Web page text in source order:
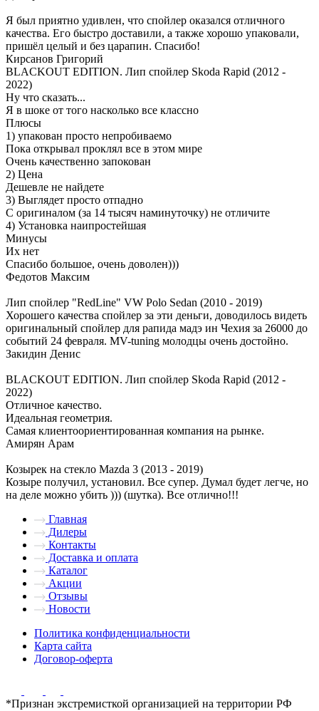
Я был приятно удивлен, что спойлер оказался отличного
качества. Его быстро доставили, а также хорошо упаковали,
пришёл целый и без царапин. Спасибо!
Кирсанов Григорий
BLACKOUT EDITION. Лип спойлер Skoda Rapid (2012 -
2022)
Ну что сказать...
Я в шоке от того насколько все классно
Плюсы
1) упакован просто непробиваемо
Пока открывал проклял все в этом мире
Очень качественно запокован
2) Цена
Дешевле не найдете
3) Выглядет просто отпадно
С оригиналом (за 14 тысяч наминуточку) не отличите
4) Установка наипростейшая
Минусы
Их нет
Спасибо большое, очень доволен)))
Федотов Максим
Лип спойлер "RedLine" VW Polo Sedan (2010 - 2019)
Хорошего качества спойлер за эти деньги, доводилось видеть
оригинальный спойлер для рапида мадэ ин Чехия за 26000 до
событий 24 февраля. MV-tuning молодцы очень достойно.
Закидин Денис
BLACKOUT EDITION. Лип спойлер Skoda Rapid (2012 -
2022)
Отличное качество.
Идеальная геометрия.
Самая клиентоориентированная компания на рынке.
Амирян Арам
Козырек на стекло Mazda 3 (2013 - 2019)
Козыре получил, установил. Все супер. Думал будет легче, но
на деле можно убить ))) (шутка). Все отлично!!!
Главная
Дилеры
Контакты
Доставка и оплата
Каталог
Акции
Отзывы
Новости
Политика конфиденциальности
Карта сайта
Договор-оферта
*Признан экстремисткой организацией на территории РФ